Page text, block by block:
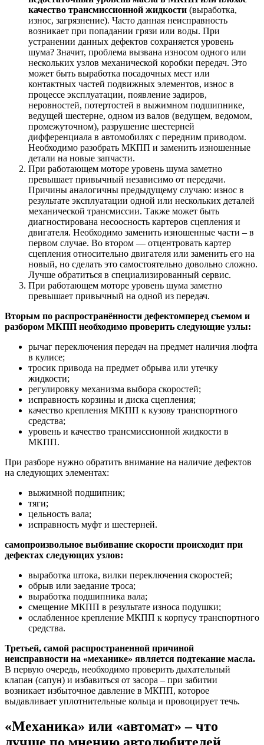
качество трансмиссионной жидкости (выработка,
износ, загрязнение). Часто данная неисправность
возникает при попадании грязи или воды. При
устранении данных дефектов сохраняется уровень
шума? Значит, проблема вызвана износом одного или
нескольких узлов механической коробки передач. Это
может быть выработка посадочных мест или
контактных частей подвижных элементов, износ в
процессе эксплуатации, появление задиров,
неровностей, потертостей в выжимном подшипнике,
ведущей шестерне, одном из валов (ведущем, ведомом,
промежуточном), разрушение шестерней
дифференциала в автомобилях с передним приводом.
Необходимо разобрать МКПП и заменить изношенные
детали на новые запчасти.
При работающем моторе уровень шума заметно
превышает привычный независимо от передачи.
Причины аналогичны предыдущему случаю: износ в
результате эксплуатации одной или нескольких деталей
механической трансмиссии. Также может быть
диагностирована несоосность картеров сцепления и
двигателя. Необходимо заменить изношенные части – в
первом случае. Во втором — отцентровать картер
сцепления относительно двигателя или заменить его на
новый, но сделать это самостоятельно довольно сложно.
Лучше обратиться в специализированный сервис.
При работающем моторе уровень шума заметно
превышает привычный на одной из передач.
Вторым по распространённости дефектомперед съемом и
разбором МКПП необходимо проверить следующие узлы:
рычаг переключения передач на предмет наличия люфта
в кулисе;
тросик привода на предмет обрыва или утечку
жидкости;
регулировку механизма выбора скоростей;
исправность корзины и диска сцепления;
качество крепления МКПП к кузову транспортного
средства;
уровень и качество трансмиссионной жидкости в
МКПП.
При разборе нужно обратить внимание на наличие дефектов
на следующих элементах:
выжимной подшипник;
тяги;
цельность вала;
исправность муфт и шестерней.
самопроизвольное выбивание скорости происходит при
дефектах следующих узлов:
выработка штока, вилки переключения скоростей;
обрыв или заедание троса;
выработка подшипника вала;
смещение МКПП в результате износа подушки;
ослабленное крепление МКПП к корпусу транспортного
средства.
Третьей, самой распространенной причиной
неисправности на «механике» является подтекание масла.
В первую очередь, необходимо проверить дыхательный
клапан (сапун) и избавиться от засора – при забитии
возникает избыточное давление в МКПП, которое
выдавливает уплотнительные кольца и провоцирует течь.
«Механика» или «автомат» – что